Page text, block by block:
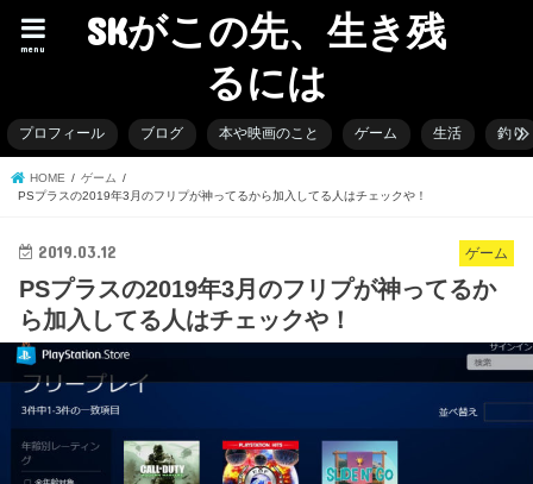
SKがこの先、生き残
るには
menu
プロフィール ブログ 本や映画のこと ゲーム 生活 釣り
HOME
ゲーム
PSプラスの2019年3月のフリプが神ってるから加入してる人はチェックや！
ゲーム
2019.03.12
PSプラスの2019年3月のフリプが神ってるか
ら加入してる人はチェックや！